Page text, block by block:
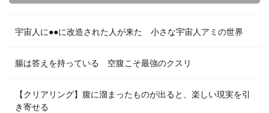
宇宙人に●●に改造された人が来た 小さな宇宙人アミの世界
腸は答えを持っている 空腹こそ最強のクスリ
【クリアリング】腹に溜まったものが出ると、楽しい現実を引
き寄せる